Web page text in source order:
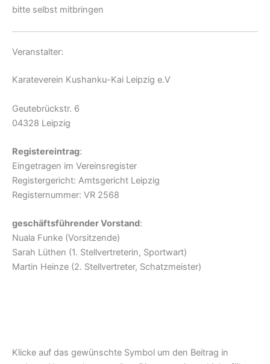
bitte selbst mitbringen
Veranstalter:
Karateverein Kushanku-Kai Leipzig e.V
Geutebrückstr. 6
04328 Leipzig
Registereintrag:
Eingetragen im Vereinsregister
Registergericht: Amtsgericht Leipzig
Registernummer: VR 2568
geschäftsführender Vorstand:
Nuala Funke (Vorsitzende)
Sarah Lüthen (1. Stellvertreterin, Sportwart)
Martin Heinze (2. Stellvertreter, Schatzmeister)
Klicke auf das gewünschte Symbol um den Beitrag in